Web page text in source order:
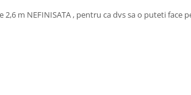
m NEFINISATA , pentru ca dvs sa o puteti face